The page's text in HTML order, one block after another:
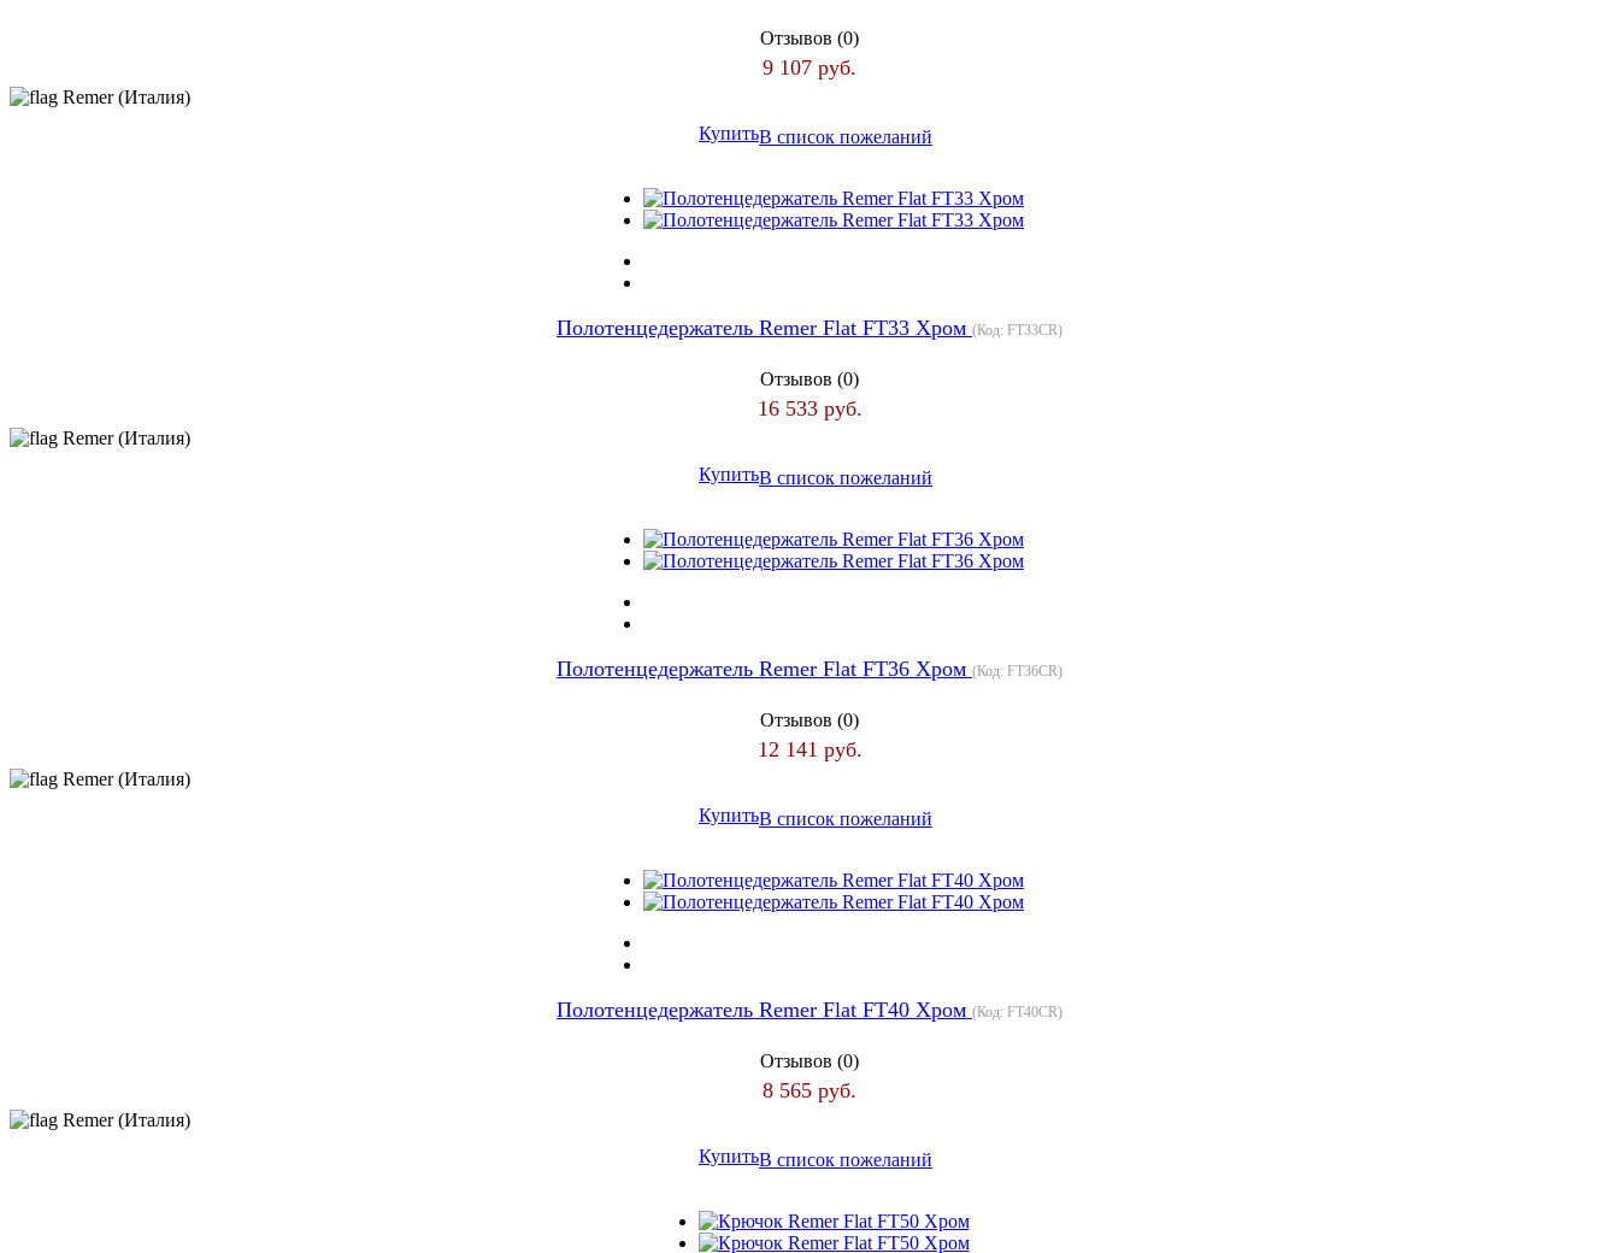
Отзывов (0)
9 107 руб.
Remer (Италия)
КупитьВ список пожеланий
Полотенцедержатель Remer Flat FT33 Хром (Код: FT33CR)
Отзывов (0)
16 533 руб.
Remer (Италия)
КупитьВ список пожеланий
Полотенцедержатель Remer Flat FT36 Хром (Код: FT36CR)
Отзывов (0)
12 141 руб.
Remer (Италия)
КупитьВ список пожеланий
Полотенцедержатель Remer Flat FT40 Хром (Код: FT40CR)
Отзывов (0)
8 565 руб.
Remer (Италия)
КупитьВ список пожеланий